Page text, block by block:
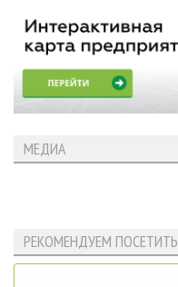
МЕДИА
РЕКОМЕНДУЕМ ПОСЕТИТЬ